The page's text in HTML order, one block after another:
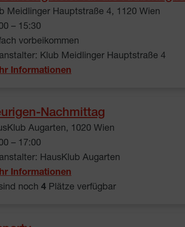
Meidlinger Hauptstraße 4, 1120 Wien
– 15:30
vorbeikommen
Klub Meidlinger Hauptstraße 4
Informationen
Nachmittag
Augarten, 1020 Wien
– 17:00
HausKlub Augarten
Informationen
noch 4 Plätze verfügbar